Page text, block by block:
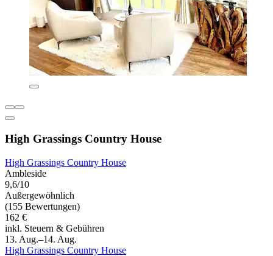
High Grassings Country House
High Grassings Country House
Ambleside
9,6/10
Außergewöhnlich
(155 Bewertungen)
162 €
inkl. Steuern & Gebühren
13. Aug.–14. Aug.
High Grassings Country House